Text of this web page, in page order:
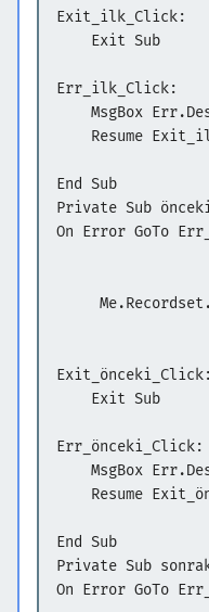
Exit_ilk_Click:
Exit Sub
Err_ilk_Click:
MsgBox
Resume
End Sub
Private Sub
On Error GoTo
Exit_önceki_Click:
Exit Sub
Err_önceki_Click:
MsgBox
Resume
End Sub
Private Sub
On Error GoTo